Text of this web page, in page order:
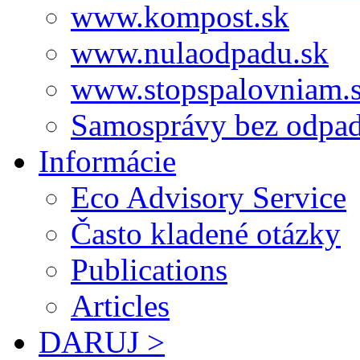
www.kompost.sk
www.nulaodpadu.sk
Samosprávy bez
Informácie
Eco Advisory Service
Často kladené otázky
Publications
Articles
DARUJ >